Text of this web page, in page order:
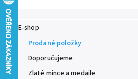
E-shop
Prodané položky
Doporučujeme
Zlaté mince a medaile